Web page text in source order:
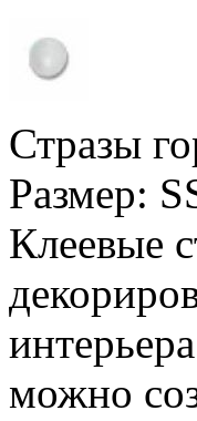
Стразы
Размер:
Клеевые
можно